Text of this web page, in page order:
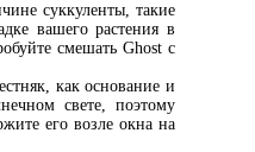
суккуленты, такие
вашего растения в
смешать Ghost с
как основание и
свете, поэтому
его возле окна на